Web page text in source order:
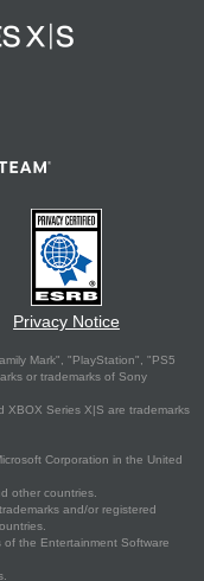
Privacy Notice
Mark", "PlayStation", "PS5
or trademarks of Sony
XBOX Series X|S are trademarks
Corporation in the United
other countries.
and/or registered
of the Entertainment Software